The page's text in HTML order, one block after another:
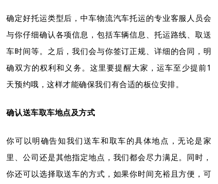
确定好托运类型后，中车物流汽车托运的专业客服人员会
与你仔细确认各项信息，包括车辆信息、托运路线、取送
车时间等。之后，我们会与你签订正规、详细的合同，明
确双方的权利和义务。这里要提醒大家，运车至少提前1
天预约哦，这样才能确保我们有合适的板位安排。
确认送车取车地点及方式
你可以明确告知我们送车和取车的具体地点，无论是家
里、公司还是其他指定地点，我们都会尽力满足。同时，
你还可以选择取送车的方式，如果你时间充裕且方便，可